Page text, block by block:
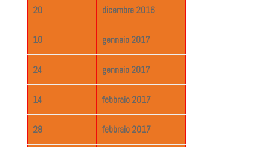
20 dicembre 2016
10 gennaio 2017
24 gennaio 2017
14 febbraio 2017
28 febbraio 2017